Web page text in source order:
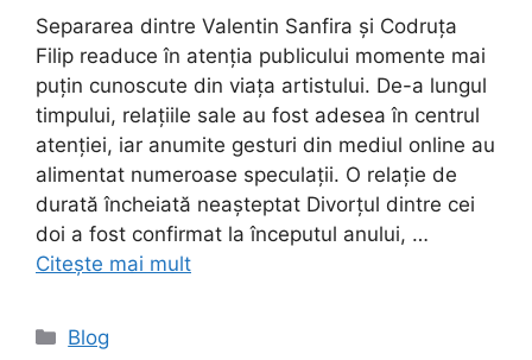
Separarea dintre Valentin Sanfira și Codruța
Filip readuce în atenția publicului momente mai
puțin cunoscute din viața artistului. De-a lungul
timpului, relațiile sale au fost adesea în centrul
atenției, iar anumite gesturi din mediul online au
alimentat numeroase speculații. O relație de
durată încheiată neașteptat Divorțul dintre cei
doi a fost confirmat la începutul anului, …
Citește mai mult
Categorii
Blog